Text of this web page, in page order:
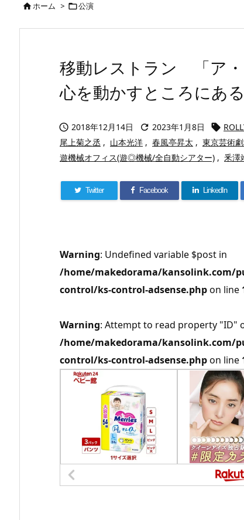
ホーム > 公演
移動レストラン 「ア
心を動かすところにあ
 2018年12月14日  2023年1月8日 
尾上菊之丞 , 山本光洋 , 春風亭昇太 , 東京芸術
遊機械オフィス(遊◎機械/全自動シアター) , 釆澤
Twitter Facebook LinkedIn
Warning: Undefined variable $post in
/home/makedorama/kansolink.com/
control/ks-control-adsense.phpon line
Warning: Attempt to read property "ID"
/home/makedorama/kansolink.com/
control/ks-control-adsense.phpon line